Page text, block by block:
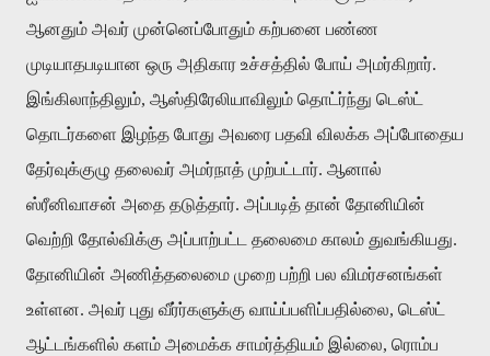
ஆனதும் அவர் முன்னெப்போதும் கற்பனை பண்ண
முடியாதபடியான ஒரு அதிகார உச்சத்தில் போய் அமர்கிறார்.
இங்கிலாந்திலும், ஆஸ்திரேலியாவிலும் தொட்ர்ந்து டெஸ்ட்
தொடர்களை இழந்த போது அவரை பதவி விலக்க அப்போதைய
தேர்வுக்குழு தலைவர் அமர்நாத் முற்பட்டார். ஆனால்
ஸ்ரீனிவாசன் அதை தடுத்தார். அப்படித் தான் தோனியின்
வெற்றி தோல்விக்கு அப்பாற்பட்ட தலைமை காலம் துவங்கியது.
தோனியின் அணித்தலைமை முறை பற்றி பல விமர்சனங்கள்
உள்ளன. அவர் புது வீர்ர்களுக்கு வாய்ப்பளிப்பதில்லை, டெஸ்ட்
ஆட்டங்களில் களம் அமைக்க சாமர்த்தியம் இல்லை, ரொம்ப